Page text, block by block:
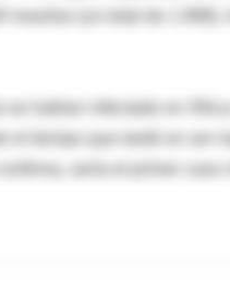
muertos (un total de
se habían infectado en
el tiempo que tardó en